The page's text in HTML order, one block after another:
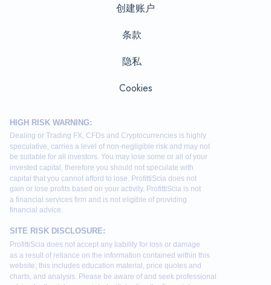
创建账户
条款
隐私
Cookies